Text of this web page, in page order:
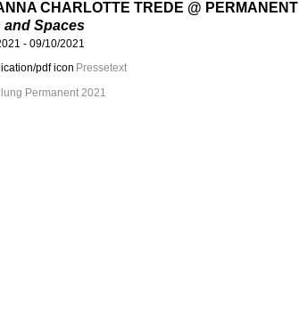
CHARLOTTE TREDE @ PERMANENT
and Spaces
- 09/10/2021
Pressetext
Permanent 2021